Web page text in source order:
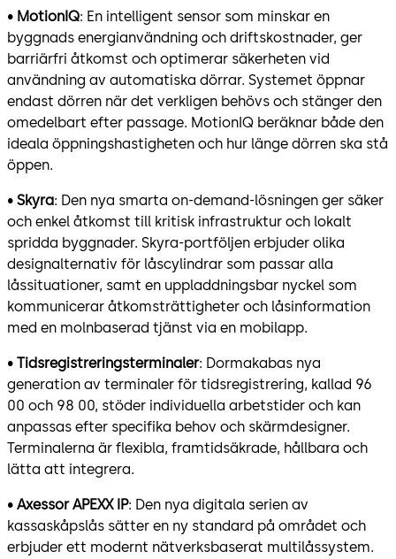
• MotionIQ: En intelligent sensor som minskar en
byggnads energianvändning och driftskostnader, ger
barriärfri åtkomst och optimerar säkerheten vid
användning av automatiska dörrar. Systemet öppnar
endast dörren när det verkligen behövs och stänger den
omedelbart efter passage. MotionIQ beräknar både den
ideala öppningshastigheten och hur länge dörren ska stå
öppen.
• Skyra: Den nya smarta on-demand-lösningen ger säker
och enkel åtkomst till kritisk infrastruktur och lokalt
spridda byggnader. Skyra-portföljen erbjuder olika
designalternativ för låscylindrar som passar alla
låssituationer, samt en uppladdningsbar nyckel som
kommunicerar åtkomsträttigheter och låsinformation
med en molnbaserad tjänst via en mobilapp.
• Tidsregistreringsterminaler: Dormakabas nya
generation av terminaler för tidsregistrering, kallad 96
00 och 98 00, stöder individuella arbetstider och kan
anpassas efter specifika behov och skärmdesigner.
Terminalerna är flexibla, framtidsäkrade, hållbara och
lätta att integrera.
• Axessor APEXX IP: Den nya digitala serien av
kassaskåpslås sätter en ny standard på området och
erbjuder ett modernt nätverksbaserat multilåssystem.